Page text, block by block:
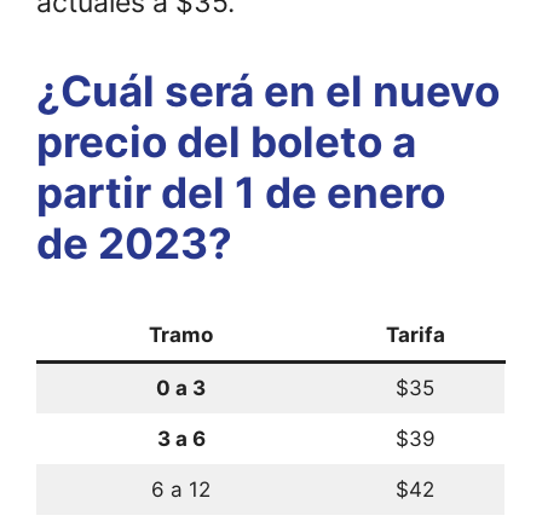
¿Cuál será en el nuevo
precio del boleto a
partir del 1 de enero
de 2023?
Tramo Tarifa
0 a 3 $35
3 a 6 $39
6 a 12 $42